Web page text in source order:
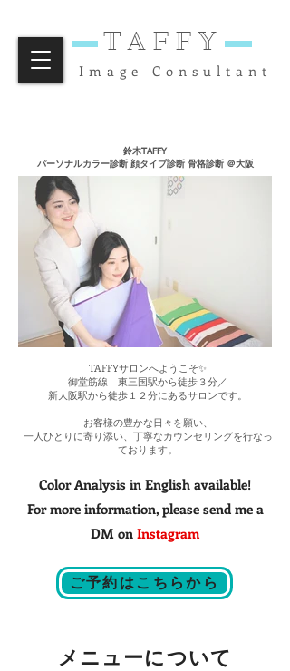
TAFFY
Image Consultant
鈴木TAFFY
パーソナルカラー診断 顔タイプ診断 骨格診断 ＠大阪
TAFFYサロンへようこそ✨
御堂筋線 東三国駅から徒歩３分／
新大阪駅から徒歩１２分にあるサロンです。
お客様の豊かな日々を願い、
一人ひとりに寄り添い、丁寧なカウンセリングを行なっ
ております。​
Color Analysis in English available!
For more information, please send me a
DM on Instagram
ご予約はこちらから
​メニューについて